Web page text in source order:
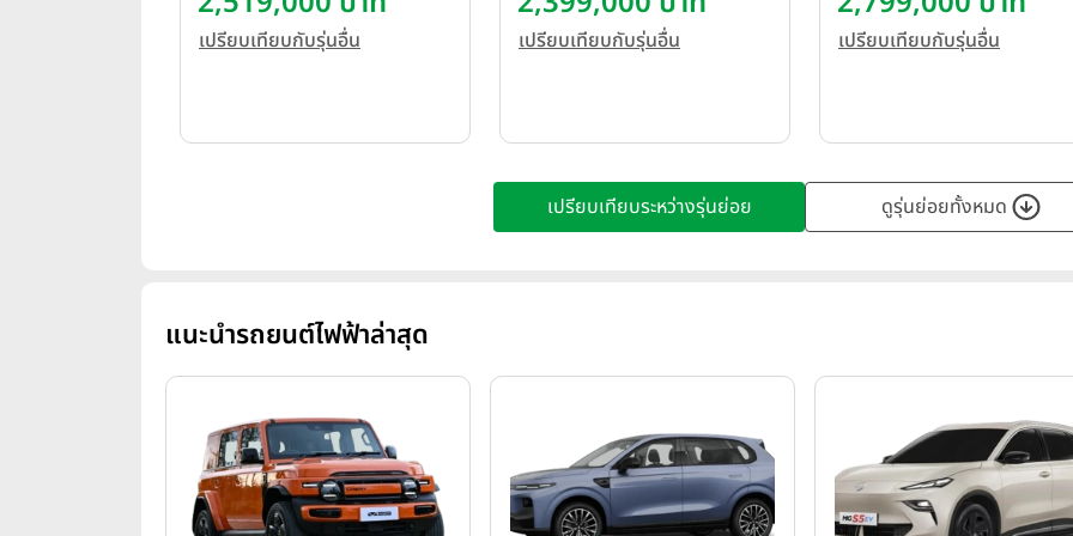
เปรียบเทียบกับรุ่นอื่น เปรียบเทียบกับรุ่นอื่น เปรียบเทียบกับรุ่นอื่น
เปรียบเทียบระหว่างรุ่นย่อย ดูรุ่นย่อยทั้งหมด
แนะนำรถยนต์ไฟฟ้าล่าสุด